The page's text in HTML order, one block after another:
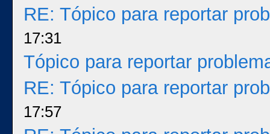
RE: Tópico para reportar
17:31
Tópico para reportar
RE: Tópico para reportar
17:57